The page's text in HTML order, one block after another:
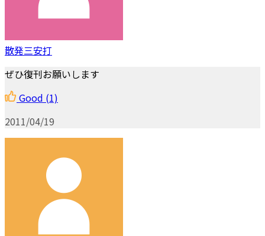
散発三安打
ぜひ復刊お願いします
Good (1)
2011/04/19